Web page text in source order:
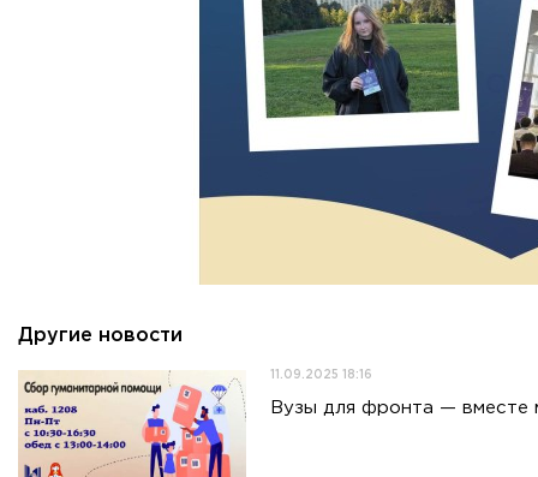
Другие новости
11.09.2025 18:16
Вузы для фронта — вместе